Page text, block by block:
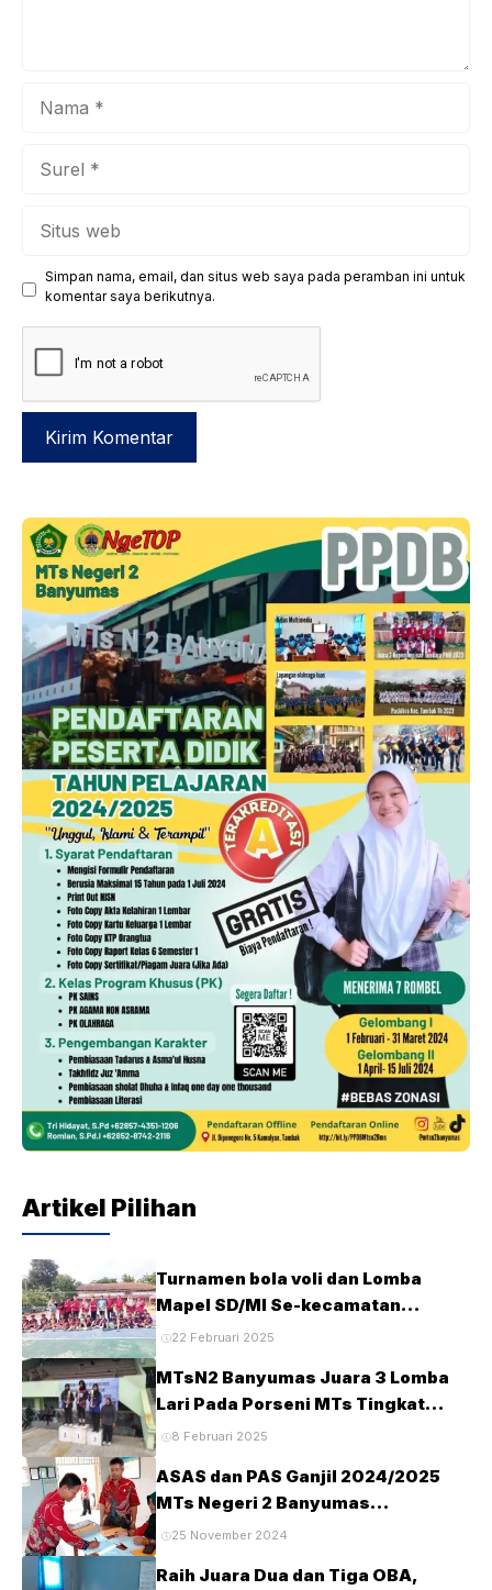
web
Simpan nama, email, dan situs web saya pada peramban ini untuk
komentar saya berikutnya.
Artikel Pilihan
Turnamen bola voli dan Lomba
Mapel SD/MI Se-kecamatan
Tambak pada HUT Ke-28 MTsN2
22 Februari 2025
MTsN2 Banyumas Juara 3 Lomba
Lari Pada Porseni MTs Tingkat
Kabupaten Banyumas Tahun 2025
8 Februari 2025
ASAS dan PAS Ganjil 2024/2025
MTs Negeri 2 Banyumas
Berlangsung Tertib dan Lancar
25 November 2024
Raih Juara Dua dan Tiga OBA,